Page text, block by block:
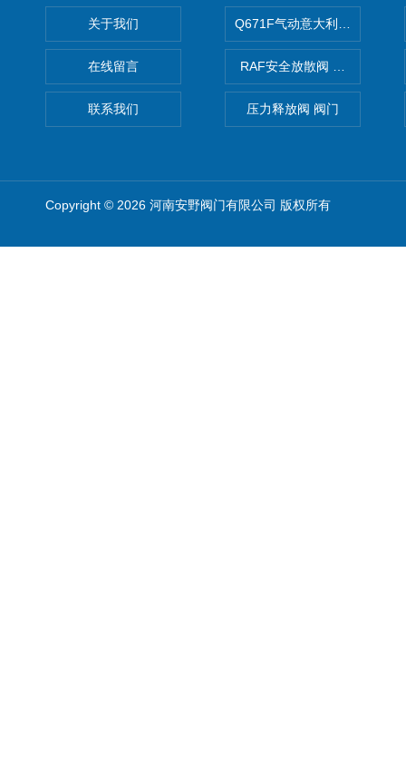
关于我们
在线留言
联系我们
Q671F气动意大利式薄型球阀
RAF安全放散阀 阀生产
压力释放阀 阀门
Copyright © 2026 河南安野阀门有限公司 版权所有